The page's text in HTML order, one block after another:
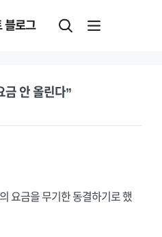
블로그
금 안 올린다”
요금을 무기한 동결하기로 했